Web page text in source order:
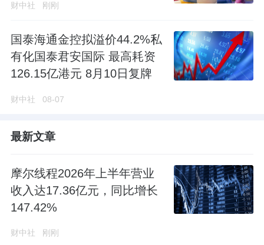
财中社 刚刚
国泰海通金控拟溢价44.2%私
有化国泰君安国际 最高耗资
126.15亿港元 8月10日复牌
财中社 08-07
最新文章
摩尔线程2026年上半年营业
收入达17.36亿元，同比增长
147.42%
财中社 刚刚